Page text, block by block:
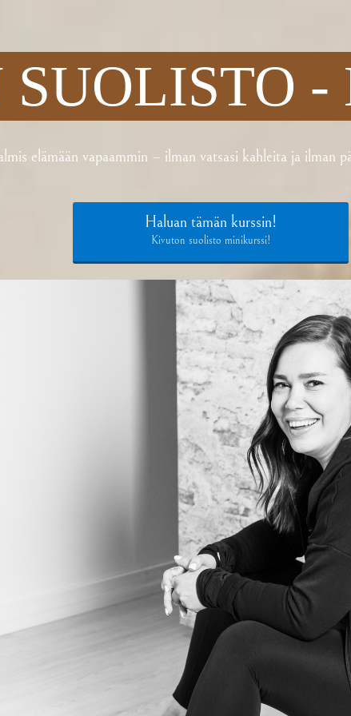
elämään vapaammin – ilman vatsasi kahleita ja ilman
Haluan tämän kurssin!
Kivuton suolisto minikurssi!